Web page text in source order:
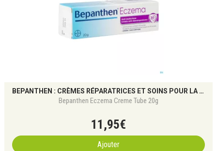
BEPANTHEN : CRÈMES RÉPARATRICES ET SOINS POUR LA PEAU IRRITÉE
Bepanthen Eczema Creme Tube 20g
11 ,95€
Ajouter